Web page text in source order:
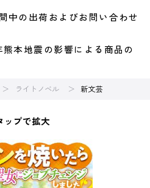
の出荷およびお問い合わせ
本地震の影響による商品の
ライトノベル 新文芸
ップで拡大